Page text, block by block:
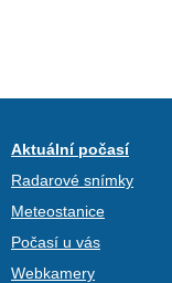
Aktuální počasí
Radarové snímky
Meteostanice
Počasí u vás
Webkamery